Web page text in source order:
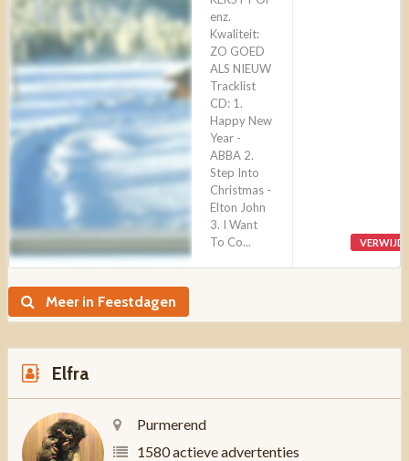
enz.
Kwaliteit:
ZO GOED
ALS NIEUW
Tracklist
CD: 1.
Happy New
Year -
ABBA 2.
Step Into
Christmas -
Elton John
3. I Want
To Co...
Meer in Feestdagen
Elfra
Purmerend
1580 actieve advertenties